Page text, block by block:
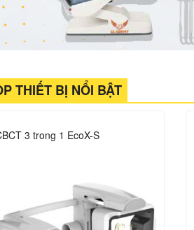
THIẾT BỊ NỔI BẬT
3 trong 1 EcoX-S